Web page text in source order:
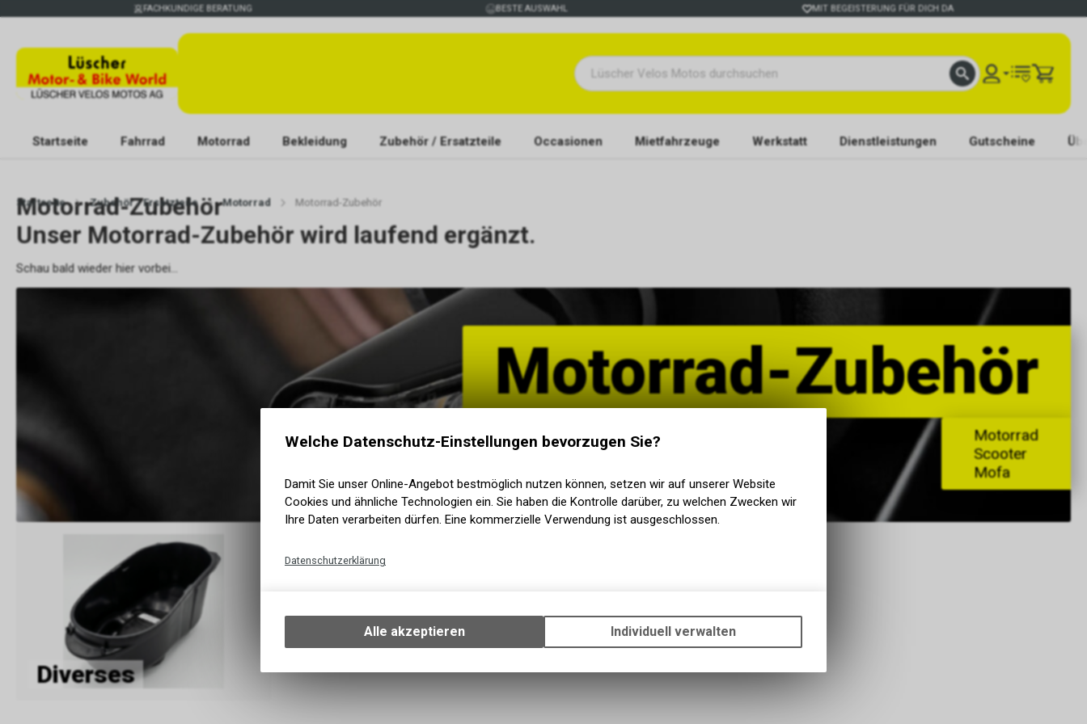
FACHKUNDIGE BERATUNG BESTE AUSWAHL MIT BEGEISTERUNG FÜR DICH DA
Startseite Fahrrad Motorrad Bekleidung Zubehör / Ersatzteile Occasionen Mietfahrzeuge Werkstatt Dienstleistungen Gutscheine
Startseite Zubehör / Ersatzteile Motorrad Motorrad-Zubehör
Motorrad-Zubehör
Unser Motorrad-Zubehör wird laufend ergänzt.
Schau bald wieder hier vorbei...
Motorrad-Zubehör
Motorrad
Scooter
Mofa
Diverses
Welche Datenschutz-Einstellungen bevorzugen Sie?
Damit Sie unser Online-Angebot bestmöglich nutzen können, setzen wir auf unserer Website
Cookies und ähnliche Technologien ein. Sie haben die Kontrolle darüber, zu welchen Zwecken wir
Ihre Daten verarbeiten dürfen. Eine kommerzielle Verwendung ist ausgeschlossen.
Datenschutzerklärung
Ihrem Gerät, um die grundlegenden Funktionen unseres Online-Angebots, wie die
Verwendung des Warenkorbs, zu ermöglichen. Bitte beachten Sie, dass die
zulassen.
Alle akzeptieren Individuell verwalten